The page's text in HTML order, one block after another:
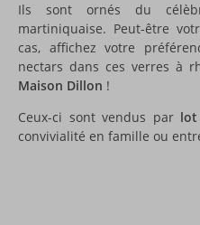
Ils sont ornés du
martiniquaise. Peut-être
cas, affichez votre
nectars dans ces verres à
Maison Dillon !
Ceux-ci sont vendus par
convivialité en famille ou